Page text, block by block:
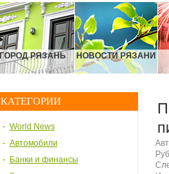
ГОРОД РЯЗАНЬ НОВОСТИ РЯЗАНИ
КАТЕГОРИИ
World News
Автомобили
Банки и финансы